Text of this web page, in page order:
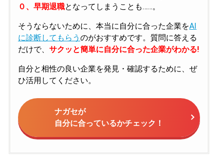
０、早期退職となってしまうことも……。
そうならないために、本当に自分に合った企業をAI
に診断してもらう のがおすすめです。質問に答える
だけで、 サクッと簡単に自分に合った企業がわかる!
自分と相性の良い企業を発見・確認するために、ぜ
ひ活用してください。
ナガセが
自分に合っているかチェック！